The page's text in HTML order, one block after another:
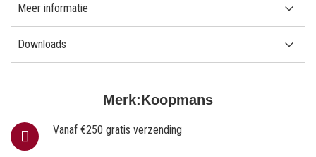
Merk:Koopmans
Vanaf €250 gratis verzending
Meer informatie
Downloads